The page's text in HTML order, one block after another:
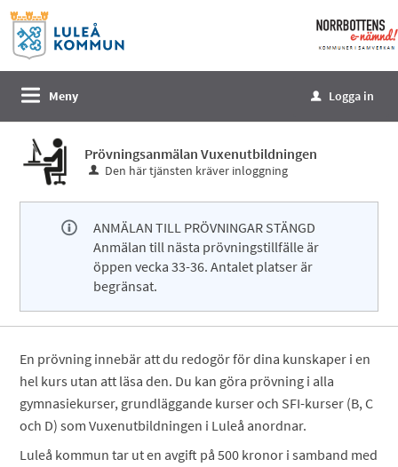
Välkommen
till
tjänster
Norrbottens
enämnd
Meny u Logga in
Prövningsanmälan Vuxenutbildningen
Den här tjänsten kräver inloggning
ANMÄLAN TILL PRÖVNINGAR STÄNGD
Anmälan till nästa prövningstillfälle är
öppen vecka 33-36. Antalet platser är
begränsat.
En prövning innebär att du redogör för dina kunskaper i en
hel kurs utan att läsa den. Du kan göra prövning i alla
gymnasiekurser, grundläggande kurser och SFI-kurser (B, C
och D) som Vuxenutbildningen i Luleå anordnar.
Luleå kommun tar ut en avgift på 500 kronor i samband med